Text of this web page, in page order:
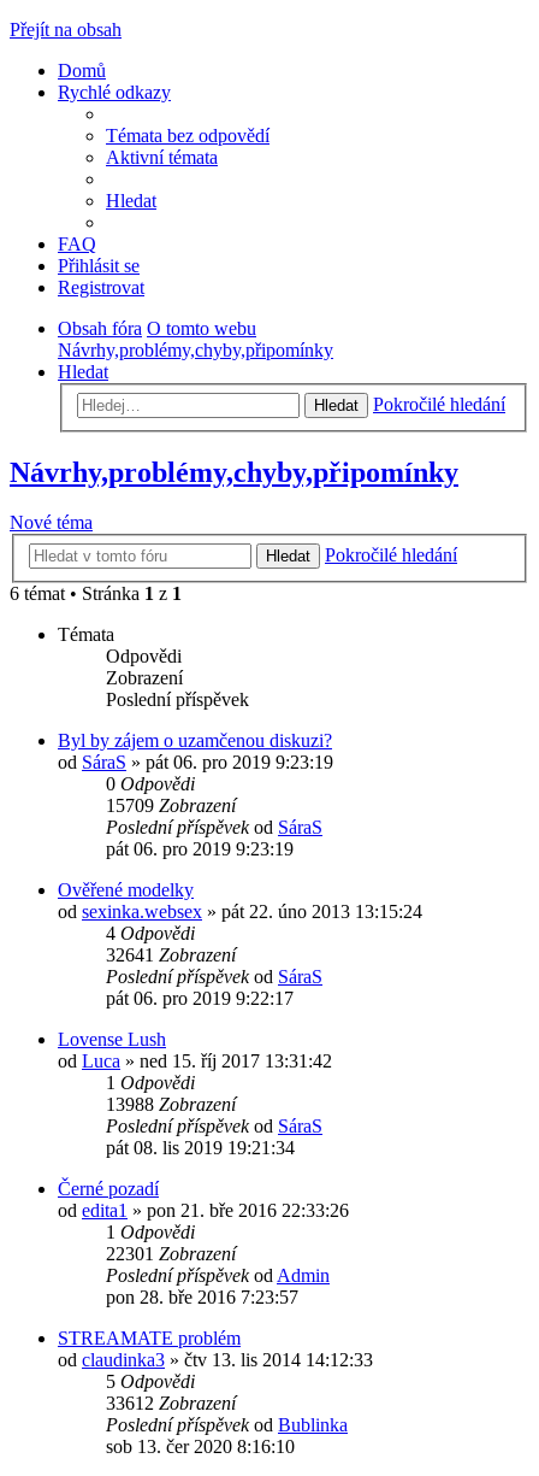
Přejít na obsah
Domů
Rychlé odkazy
Témata bez odpovědí
Aktivní témata
Hledat
FAQ
Přihlásit se
Registrovat
Obsah fóra O tomto webu
Návrhy,problémy,chyby,připomínky
Hledat
Hledat Pokročilé hledání
Návrhy,problémy,chyby,připomínky
Nové téma
Hledat
Pokročilé hledání
6 témat • Stránka 1 z 1
Témata
Odpovědi
Zobrazení
Poslední příspěvek
Byl by zájem o uzamčenou diskuzi?
od SáraS » pát 06. pro 2019 9:23:19
0 Odpovědi
15709 Zobrazení
Poslední příspěvekod SáraS
pát 06. pro 2019 9:23:19
Ověřené modelky
od sexinka.websex » pát 22. úno 2013 13:15:24
4 Odpovědi
32641 Zobrazení
Poslední příspěvekod SáraS
pát 06. pro 2019 9:22:17
Lovense Lush
od Luca » ned 15. říj 2017 13:31:42
1 Odpovědi
13988 Zobrazení
Poslední příspěvekod SáraS
pát 08. lis 2019 19:21:34
Černé pozadí
od edita1 » pon 21. bře 2016 22:33:26
1 Odpovědi
22301 Zobrazení
Poslední příspěvekod Admin
pon 28. bře 2016 7:23:57
STREAMATE problém
od claudinka3 » čtv 13. lis 2014 14:12:33
5 Odpovědi
33612 Zobrazení
Poslední příspěvekod Bublinka
sob 13. čer 2020 8:16:10